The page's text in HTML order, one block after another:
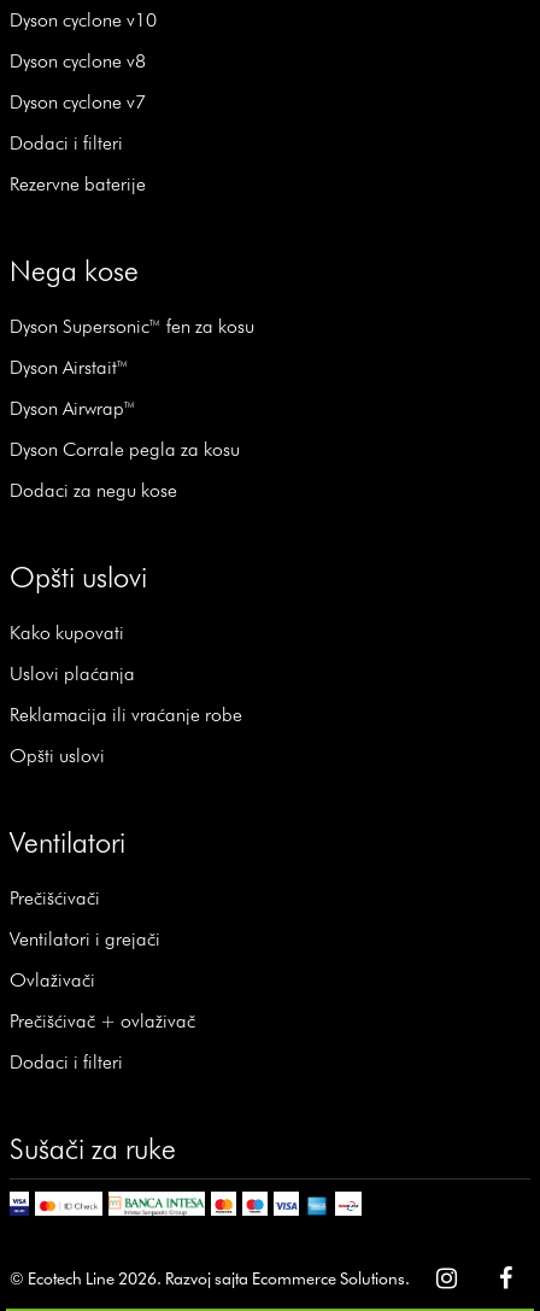
Dyson cyclone v10
Dyson cyclone v8
Dyson cyclone v7
Dodaci i filteri
Rezervne baterije
Nega kose
Dyson Supersonic™ fen za kosu
Dyson Airstait™
Dyson Airwrap™
Dyson Corrale pegla za kosu
Dodaci za negu kose
Opšti uslovi
Kako kupovati
Uslovi plaćanja
Reklamacija ili vraćanje robe
Opšti uslovi
Ventilatori
Prečišćivači
Ventilatori i grejači
Ovlaživači
Prečišćivač + ovlaživač
Dodaci i filteri
Sušači za ruke
© Ecotech Line 2026. Razvoj sajta Ecommerce Solutions.